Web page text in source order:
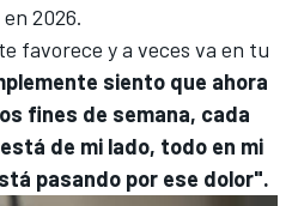
2026.
favorece y a veces va en tu
siento que ahora
fines de semana, cada
de mi lado, todo en mi
pasando por ese dolor".